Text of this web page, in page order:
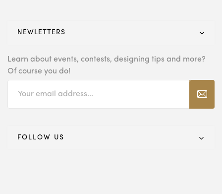
NEWLETTERS
Learn about events, contests, designing tips and more?
Of course you do!
FOLLOW US